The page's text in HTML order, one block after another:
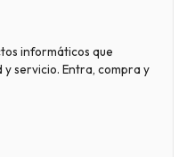
informáticos que
servicio. Entra, compra y